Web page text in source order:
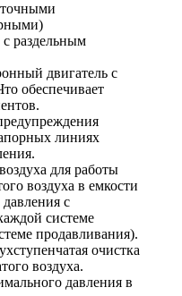
раздельным
двигатель с
обеспечивает
линиях
для работы
воздуха в емкости
с
системе
продавливания).
очистка
воздуха.
давления в